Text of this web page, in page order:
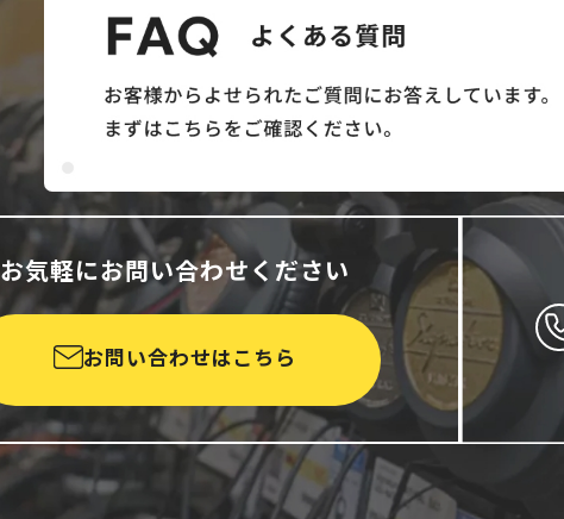
お気軽にお問い合わせください
お問い合わせはこちら